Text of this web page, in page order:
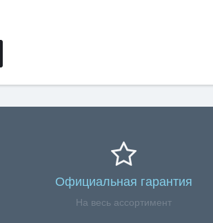
Официальная гарантия
На весь ассортимент